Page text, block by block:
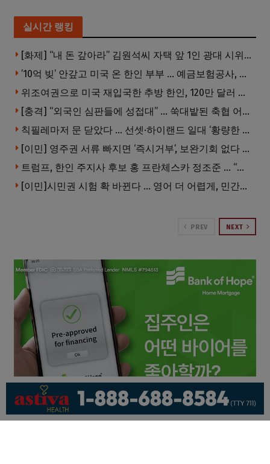
실시간 랭킹
[화제] “내 돈 갚아라” 김원석씨 자택 앞 1인 광대 시위 … 한인 투자사, “108만 달러 못받아”
’10억 빚’ 안갚고 미국 온 한인 부부 … 예금보험공사, 미국서 소송
위조여권으로 미국 재입국한 추방 한인, 120만 달러 은행 사기 행각
[충격] “외국인 심판들에 성접대” … 쑥대밭된 축협 어디까지 추락하나
칙필레마저 문 닫았다 … 선셋·하이랜드 일대 ‘황량한 거리’로
[이민] 영주권 서류 빠지면 ‘즉시거부’, 보완기회 없다 … 이민심사 8월부터 확 바뀐다
트럼프, 한인 주지사 후보 홍 프란체스카 정조준 … “미치광이다”
[이민]시민권 시험 확 바뀐다 … 영어 더 어렵게, 민간시험 도입 추진
PREV NEXT